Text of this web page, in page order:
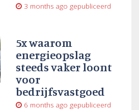
3 months ago gepubliceerd
5x waarom
energieopslag
steeds vaker loont
voor
bedrijfsvastgoed
6 months ago gepubliceerd